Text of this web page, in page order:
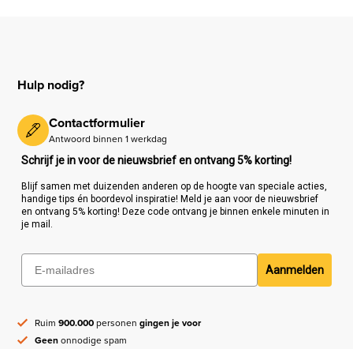
Hulp nodig?
Contactformulier
Antwoord binnen 1 werkdag
Schrijf je in voor de nieuwsbrief en ontvang 5% korting!
Blijf samen met duizenden anderen op de hoogte van speciale acties,
handige tips én boordevol inspiratie! Meld je aan voor de nieuwsbrief
en ontvang 5% korting! Deze code ontvang je binnen enkele minuten in
je mail.
Aanmelden
Ruim900.000personengingen je voor
Geenonnodige spam